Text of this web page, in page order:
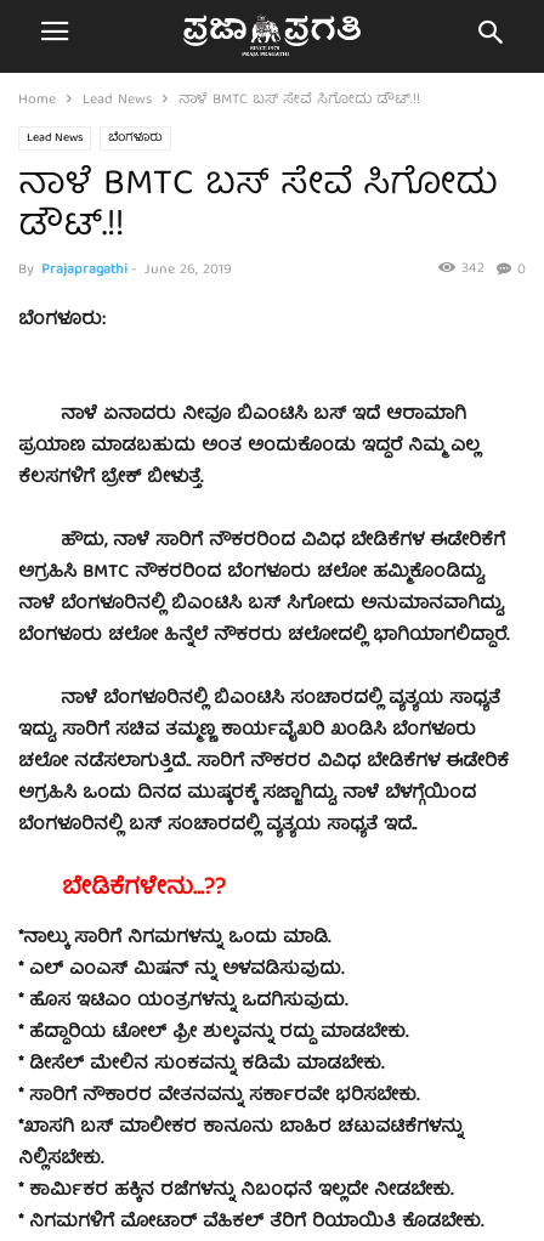
Home Lead News ನಾಳೆ‌ BMTC ಬಸ್ ಸೇವೆ ಸಿಗೋದು ಡೌಟ್.!!
Lead News ಬೆಂಗಳೂರು
ನಾಳೆ‌ BMTC ಬಸ್ ಸೇವೆ ಸಿಗೋದು
ಡೌಟ್.!!
By Prajapragathi- June 26, 2019 0
342
ಬೆಂಗಳೂರು:
ನಾಳೆ ಏನಾದರು‌ ನೀವೂ ಬಿಎಂಟಿಸಿ ಬಸ್ ಇದೆ ಆರಾಮಾಗಿ
ಪ್ರಯಾಣ ಮಾಡಬಹುದು ಅಂತ ಅಂದುಕೊಂಡು ಇದ್ದರೆ ನಿಮ್ಮ ಎಲ್ಲ‌
ಕೆಲಸಗಳಿಗೆ ಬ್ರೇಕ್ ಬೀಳುತ್ತೆ.‌
ಹೌದು, ನಾಳೆ ಸಾರಿಗೆ ನೌಕರರಿಂದ ವಿವಿಧ ಬೇಡಿಕೆಗಳ ಈಡೇರಿಕೆಗೆ
ಅಗ್ರಹಿಸಿ BMTC ನೌಕರರಿಂದ ಬೆಂಗಳೂರು ಚಲೋ ಹಮ್ಮಿಕೊಂಡಿದ್ದು,
ನಾಳೆ ಬೆಂಗಳೂರಿನಲ್ಲಿ ಬಿಎಂಟಿಸಿ ಬಸ್ ಸಿಗೋದು ಅನುಮಾನವಾಗಿದ್ದು,
ಬೆಂಗಳೂರು ಚಲೋ ಹಿನ್ನೆಲೆ ನೌಕರರು ಚಲೋದಲ್ಲಿ ಭಾಗಿಯಾಗಲಿದ್ದಾರೆ.
ನಾಳೆ ಬೆಂಗಳೂರಿನಲ್ಲಿ ಬಿಎಂಟಿಸಿ ಸಂಚಾರದಲ್ಲಿ ವ್ಯತ್ಯಯ ಸಾಧ್ಯತೆ
ಇದ್ದು, ಸಾರಿಗೆ ಸಚಿವ ತಮ್ಮಣ್ಣ ಕಾರ್ಯವೈಖರಿ ಖಂಡಿಸಿ ಬೆಂಗಳೂರು
ಚಲೋ ನಡೆಸಲಾಗುತ್ತಿದೆ.. ಸಾರಿಗೆ ನೌಕರರ ವಿವಿಧ ಬೇಡಿಕೆಗಳ ಈಡೇರಿಕೆ
ಅಗ್ರಹಿಸಿ ಒಂದು ದಿನದ ಮುಷ್ಕರಕ್ಕೆ‌ ಸಜ್ಜಾಗಿದ್ದು, ನಾಳೆ ಬೆಳಗ್ಗೆಯಿಂದ
ಬೆಂಗಳೂರಿನಲ್ಲಿ ಬಸ್ ಸಂಚಾರದಲ್ಲಿ ವ್ಯತ್ಯಯ ಸಾಧ್ಯತೆ ಇದೆ..
ಬೇಡಿಕೆಗಳೇನು…??
*ನಾಲ್ಕು ಸಾರಿಗೆ ನಿಗಮಗಳನ್ನು ಒಂದು ಮಾಡಿ.
* ಎಲ್ ಎಂ‌ಎಸ್ ಮಿಷನ್ ನ್ನು ಅಳವಡಿಸುವುದು.
* ಹೊಸ ಇಟಿಎಂ‌ ಯಂತ್ರಗಳನ್ನು ಒದಗಿಸುವುದು.
* ಹೆದ್ದಾರಿಯ ಟೋಲ್ ಫ್ರೀ ಶುಲ್ಕವನ್ನು ರದ್ದು ಮಾಡಬೇಕು.
* ಡೀಸೆಲ್‌ ಮೇಲಿನ ಸುಂಕವನ್ನು ಕಡಿಮೆ ಮಾಡಬೇಕು.
* ಸಾರಿಗೆ ನೌಕಾರರ ವೇತನವನ್ನು ಸರ್ಕಾರವೇ ಭರಿಸಬೇಕು.
*ಖಾಸಗಿ ಬಸ್ ಮಾಲೀಕರ ಕಾನೂನು ಬಾಹಿರ ಚಟುವಟಿಕೆಗಳನ್ನು
ನಿಲ್ಲಿಸಬೇಕು.
* ಕಾರ್ಮಿಕರ ಹಕ್ಕಿನ ರಜೆಗಳನ್ನು ನಿಬಂಧನೆ ಇಲ್ಲದೇ ನೀಡಬೇಕು.
* ನಿಗಮಗಳಿಗೆ ಮೋಟಾರ್ ವೆಹಿಕಲ್ ತೆರಿಗೆ‌ ರಿಯಾಯಿತಿ ಕೊಡಬೇಕು.